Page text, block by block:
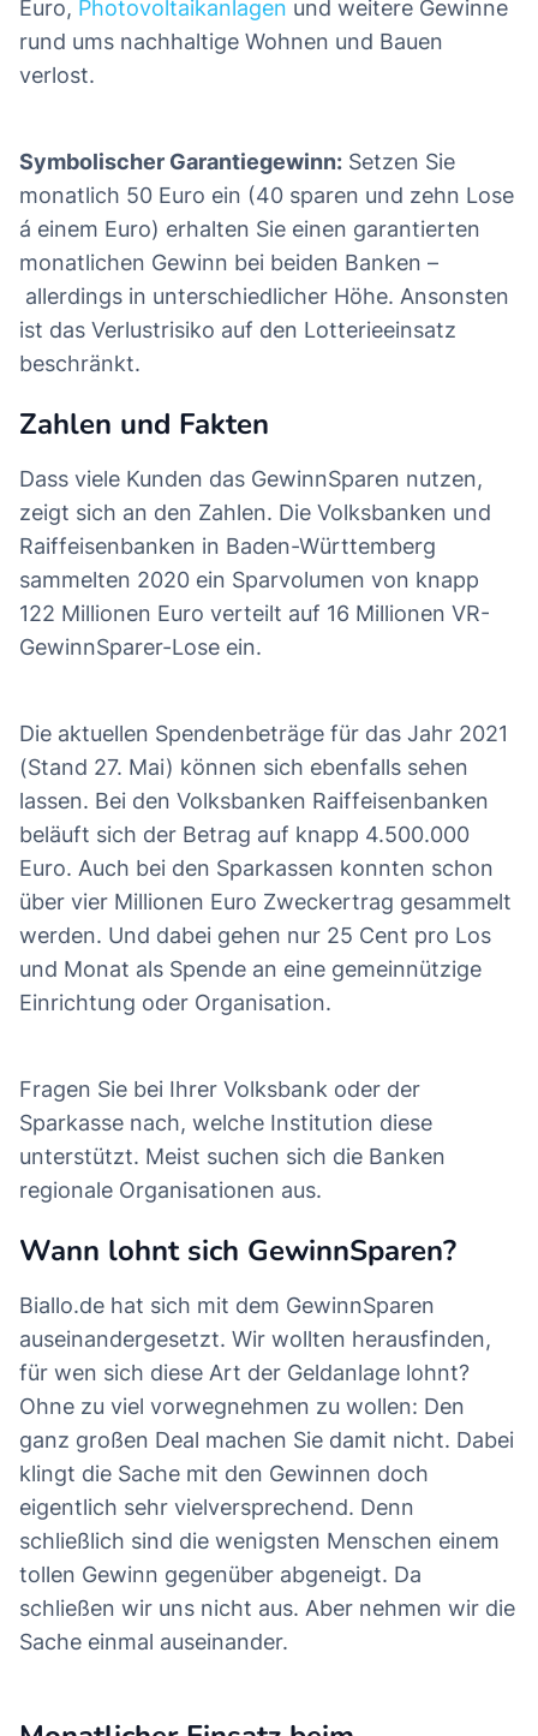
Euro, Photovoltaikanlagen und weitere Gewinne
rund ums nachhaltige Wohnen und Bauen
verlost.
Symbolischer Garantiegewinn: Setzen Sie
monatlich 50 Euro ein (40 sparen und zehn Lose
á einem Euro) erhalten Sie einen garantierten
monatlichen Gewinn bei beiden Banken –
allerdings in unterschiedlicher Höhe. Ansonsten
ist das Verlustrisiko auf den Lotterieeinsatz
beschränkt.
Zahlen und Fakten
Dass viele Kunden das GewinnSparen nutzen,
zeigt sich an den Zahlen. Die Volksbanken und
Raiffeisenbanken in Baden-Württemberg
sammelten 2020 ein Sparvolumen von knapp
122 Millionen Euro verteilt auf 16 Millionen VR-
GewinnSparer-Lose ein.
Die aktuellen Spendenbeträge für das Jahr 2021
(Stand 27. Mai) können sich ebenfalls sehen
lassen. Bei den Volksbanken Raiffeisenbanken
beläuft sich der Betrag auf knapp 4.500.000
Euro. Auch bei den Sparkassen konnten schon
über vier Millionen Euro Zweckertrag gesammelt
werden. Und dabei gehen nur 25 Cent pro Los
und Monat als Spende an eine gemeinnützige
Einrichtung oder Organisation.
Fragen Sie bei Ihrer Volksbank oder der
Sparkasse nach, welche Institution diese
unterstützt. Meist suchen sich die Banken
regionale Organisationen aus.
Wann lohnt sich GewinnSparen?
Biallo.de hat sich mit dem GewinnSparen
auseinandergesetzt. Wir wollten herausfinden,
für wen sich diese Art der Geldanlage lohnt?
Ohne zu viel vorwegnehmen zu wollen: Den
ganz großen Deal machen Sie damit nicht. Dabei
klingt die Sache mit den Gewinnen doch
eigentlich sehr vielversprechend. Denn
schließlich sind die wenigsten Menschen einem
tollen Gewinn gegenüber abgeneigt. Da
schließen wir uns nicht aus. Aber nehmen wir die
Sache einmal auseinander.